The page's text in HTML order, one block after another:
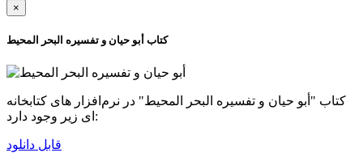
×
کتاب أبو حیان و تفسیره البحر المحیط
کتاب "أبو حیان و تفسیره البحر المحیط" در نرم‌افزار های کتابخانه
ای زیر وجود دارد:
قابل دانلود